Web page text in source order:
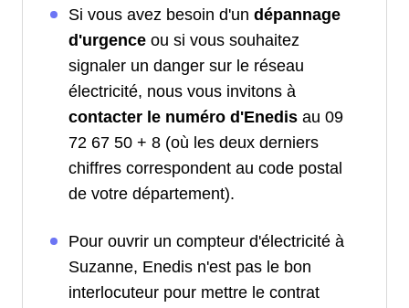
Si vous avez besoin d'un dépannage
d'urgence ou si vous souhaitez
signaler un danger sur le réseau
électricité, nous vous invitons à
contacter le numéro d'Enedis au 09
72 67 50 + 8 (où les deux derniers
chiffres correspondent au code postal
de votre département).
Pour ouvrir un compteur d'électricité à
Suzanne, Enedis n'est pas le bon
interlocuteur pour mettre le contrat